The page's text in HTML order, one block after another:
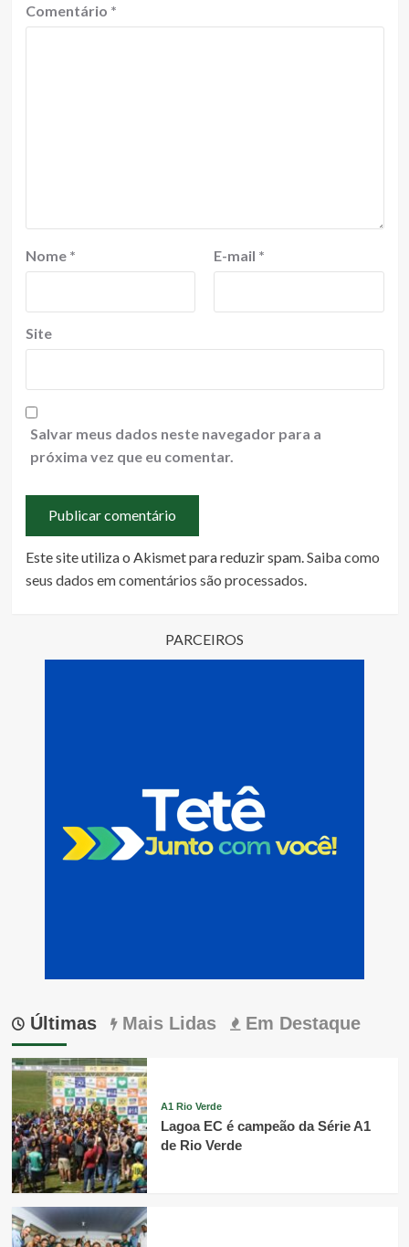
Comentário *
Nome * E-mail *
Site
Salvar meus dados neste navegador para a
próxima vez que eu comentar.
Este site utiliza o Akismet para reduzir spam.Saiba como
seus dados em comentários são processados.
PARCEIROS
Últimas Mais Lidas Em Destaque
A1 Rio Verde
Lagoa EC é campeão da Série A1
de Rio Verde